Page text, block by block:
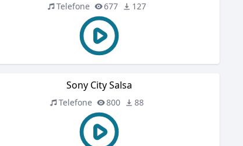
Telefone 677 127
Sony City Salsa
Telefone 800 88